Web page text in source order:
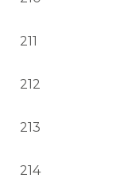
211
212
213
214